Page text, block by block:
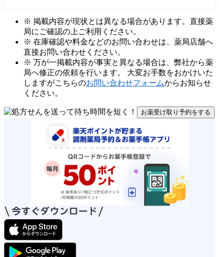
※ 掲載内容が現状とは異なる場合があります。直接薬
局にご確認の上ご利用ください。
※ 在庫確認や料金などのお問い合わせは、薬局店舗へ
直接お問い合わせください。
※ 万が一掲載内容が事実と異なる場合は、弊社から薬
局へ修正の依頼を行います。 大変お手数をおかけいた
しますがこちらのお問い合わせフォームからお知らせ
ください。
お薬受け取り予約をする